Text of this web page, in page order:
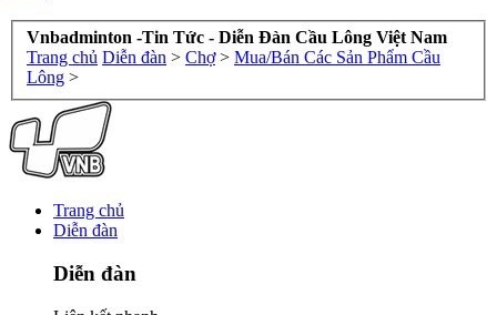
Vnbadminton -Tin Tức - Diễn Đàn Cầu Lông Việt Nam
Trang chủ Diễn đàn > Chợ > Mua/Bán Các Sản Phẩm Cầu
Lông >
Trang chủ
Diễn đàn
Diễn đàn